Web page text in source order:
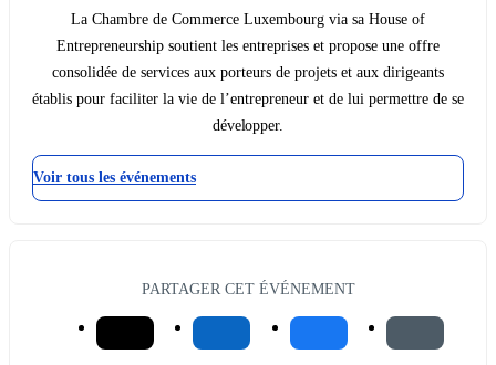
La Chambre de Commerce Luxembourg via sa House of
Entrepreneurship soutient les entreprises et propose une offre
consolidée de services aux porteurs de projets et aux dirigeants
établis pour faciliter la vie de l’entrepreneur et de lui permettre de se
développer.
Voir tous les événements
PARTAGER CET ÉVÉNEMENT